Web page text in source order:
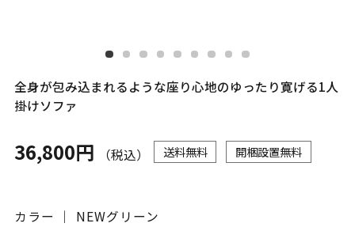
全身が包み込まれるような座り心地のゆったり寛げる1人
掛けソファ
36,800円 （税込） 送料無料 開梱設置無料
カラー ｜ NEWグリーン